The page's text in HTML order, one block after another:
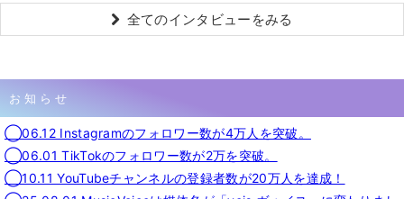
全てのインタビューをみる
お知らせ
◯06.12 Instagramのフォロワー数が4万人を突破。
◯06.01 TikTokのフォロワー数が2万を突破。
◯10.11 YouTubeチャンネルの登録者数が20万人を達成！